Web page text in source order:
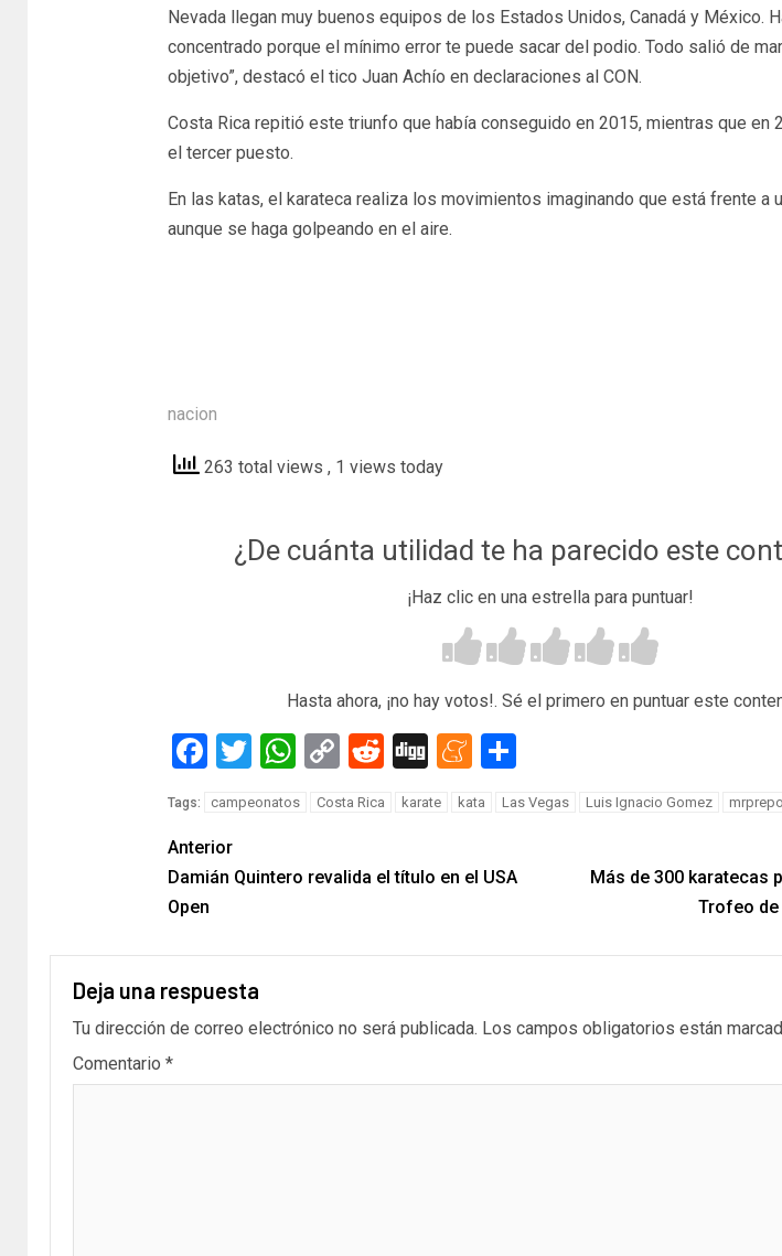
Nevada llegan muy buenos equipos de los Estados Unidos, Canadá y México.
concentrado porque el mínimo error te puede sacar del podio. Todo salió de
objetivo”, destacó el tico Juan Achío en declaraciones al CON.
Costa Rica repitió este triunfo que había conseguido en 2015, mientras que en
el tercer puesto.
En las katas, el karateca realiza los movimientos imaginando que está frente a
aunque se haga golpeando en el aire.
nacion
263 total views , 1 views today
¿De cuánta utilidad te ha parecido este
¡Haz clic en una estrella para puntuar!
Hasta ahora, ¡no hay votos!. Sé el primero en puntuar este
Facebook
TwitterWhatsApp
Copy
Link
RedditDiggMeneame
Tags: campeonatos Costa Rica karate kata Las Vegas Luis Ignacio Gomez
Anterior
Damián Quintero revalida el título en el USA
Open
Más de 300 karatecas
Trofeo de
Deja una respuesta
Tu dirección de correo electrónico no será publicada. Los campos obligatorios están
Comentario *